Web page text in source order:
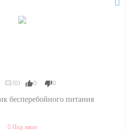
(0) 0 0
бесперебойного питания
Под заказ